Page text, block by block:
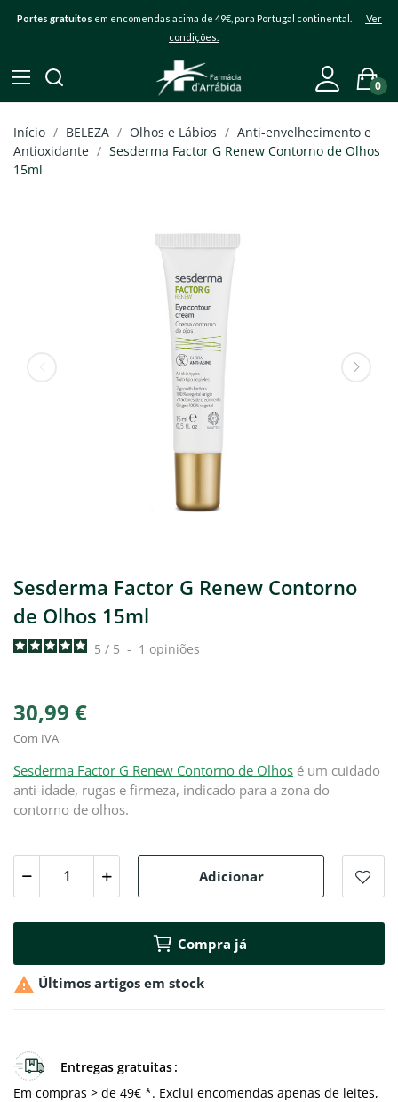
Portes gratuitos em encomendas acima de 49€, para Portugal continental. Ver
condições.
0
Início BELEZA Olhos e Lábios
Anti-envelhecimento e
Antioxidante
Sesderma Factor G Renew Contorno de Olhos
15ml
Sesderma Factor G Renew Contorno
de Olhos 15ml
5 / 5 - 1 opiniões
30,99 €
Com IVA
Sesderma Factor G Renew Contorno de Olhos é um cuidado
anti-idade, rugas e firmeza, indicado para a zona do
contorno de olhos.
Adicionar
Compra já
 Últimos artigos em stock
Entregas gratuitas
Em compras > de 49€ *. Exclui encomendas apenas de leites,